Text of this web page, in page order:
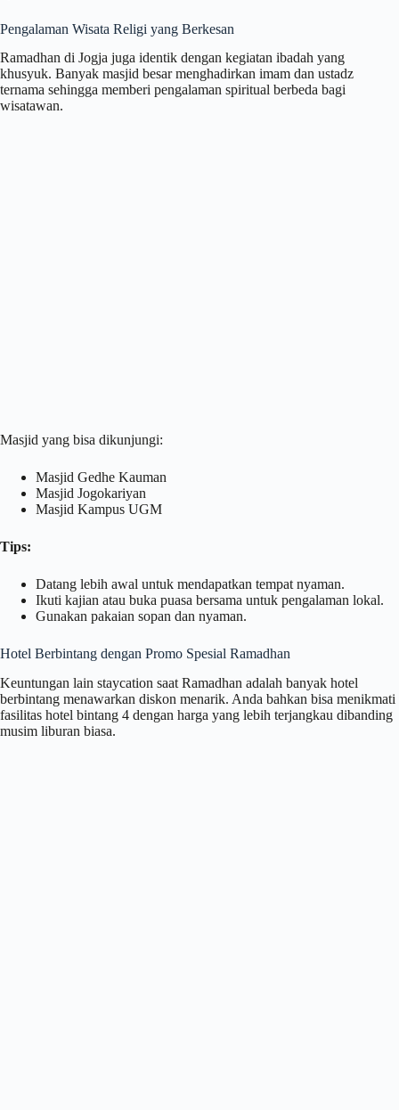
Pengalaman Wisata Religi yang Berkesan
Ramadhan di Jogja juga identik dengan kegiatan ibadah yang
khusyuk. Banyak masjid besar menghadirkan imam dan ustadz
ternama sehingga memberi pengalaman spiritual berbeda bagi
wisatawan.
Masjid yang bisa dikunjungi:
Masjid Gedhe Kauman
Masjid Jogokariyan
Masjid Kampus UGM
Tips:
Datang lebih awal untuk mendapatkan tempat nyaman.
Ikuti kajian atau buka puasa bersama untuk pengalaman lokal.
Gunakan pakaian sopan dan nyaman.
Hotel Berbintang dengan Promo Spesial Ramadhan
Keuntungan lain staycation saat Ramadhan adalah banyak hotel
berbintang menawarkan diskon menarik. Anda bahkan bisa menikmati
fasilitas hotel bintang 4 dengan harga yang lebih terjangkau dibanding
musim liburan biasa.